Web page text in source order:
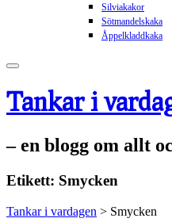
Silviakakor
Sötmandelskaka
Åppelkladdkaka
Tankar i
– en blogg om allt
Etikett: Smycken
Tankar i vardagen > Smycken